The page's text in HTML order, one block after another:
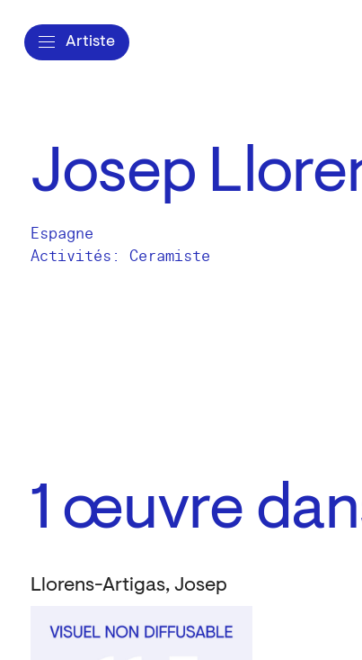
Artiste
Josep
Espagne
Activités: Ceramiste
1 œuvre
Llorens-Artigas, Josep